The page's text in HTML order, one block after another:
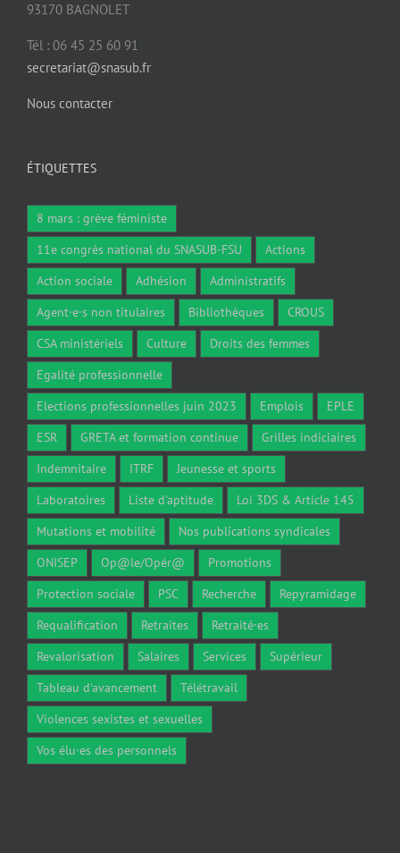
93170 BAGNOLET
Tél : 06 45 25 60 91
secretariat@snasub.fr
Nous contacter
ÉTIQUETTES
8 mars : grève féministe
11e congrès national du SNASUB-FSU
Actions
Action sociale
Adhésion
Administratifs
Agent·e·s non titulaires
Bibliothèques
CROUS
CSA ministériels
Culture
Droits des femmes
Egalité professionnelle
Elections professionnelles juin 2023
Emplois
EPLE
ESR
GRETA et formation continue
Grilles indiciaires
Indemnitaire
ITRF
Jeunesse et sports
Laboratoires
Liste d'aptitude
Loi 3DS & Article 145
Mutations et mobilité
Nos publications syndicales
ONISEP
Op@le/Opér@
Promotions
Protection sociale
PSC Recherche
Repyramidage
Requalification
Retraites
Retraité·es
Revalorisation
Salaires Services
Supérieur
Tableau d'avancement
Télétravail
Violences sexistes et sexuelles
Vos élu·es des personnels